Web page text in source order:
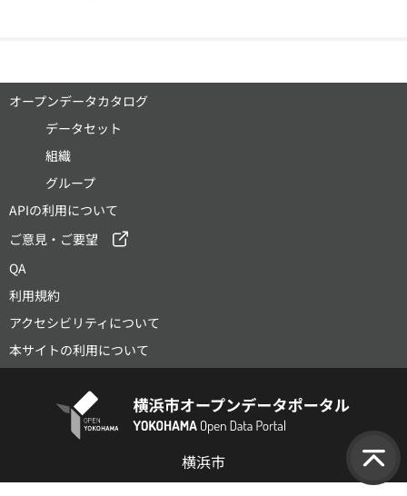
オープンデータカタログ
データセット
組織
グループ
APIの利用について
ご意見・ご要望
QA
利用規約
アクセシビリティについて
本サイトの利用について
横浜市